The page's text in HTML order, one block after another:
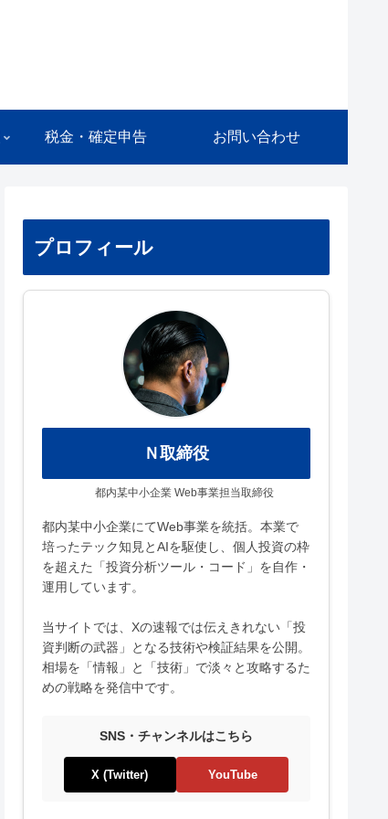
税金・確定申告 お問い合わせ
プロフィール
Ｎ取締役
都内某中小企業 Web事業担当取締役
都内某中小企業にてWeb事業を統括。本業で
培ったテック知見とAIを駆使し、個人投資の枠
を超えた「投資分析ツール・コード」を自作・
運用しています。
当サイトでは、Xの速報では伝えきれない「投
資判断の武器」となる技術や検証結果を公開。
相場を「情報」と「技術」で淡々と攻略するた
めの戦略を発信中です。
SNS・チャンネルはこちら
X (Twitter) YouTube